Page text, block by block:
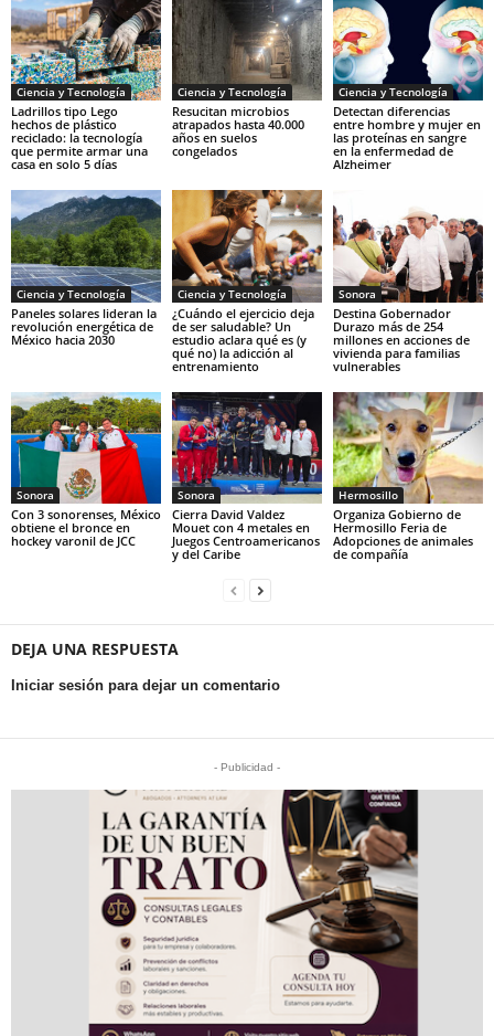
Ciencia y Tecnología
Ladrillos tipo Lego
hechos de plástico
reciclado: la tecnología
que permite armar una
casa en solo 5 días
Ciencia y Tecnología
Resucitan microbios
atrapados hasta 40.000
años en suelos
congelados
Ciencia y Tecnología
Detectan diferencias
entre hombre y mujer en
las proteínas en sangre
en la enfermedad de
Alzheimer
Ciencia y Tecnología
Paneles solares lideran la
revolución energética de
México hacia 2030
Ciencia y Tecnología
¿Cuándo el ejercicio deja
de ser saludable? Un
estudio aclara qué es (y
qué no) la adicción al
entrenamiento
Sonora
Destina Gobernador
Durazo más de 254
millones en acciones de
vivienda para familias
vulnerables
Sonora
Con 3 sonorenses, México
obtiene el bronce en
hockey varonil de JCC
Sonora
Cierra David Valdez
Mouet con 4 metales en
Juegos Centroamericanos
y del Caribe
Hermosillo
Organiza Gobierno de
Hermosillo Feria de
Adopciones de animales
de compañía
DEJA UNA RESPUESTA
Iniciar sesión para dejar un comentario
- Publicidad -